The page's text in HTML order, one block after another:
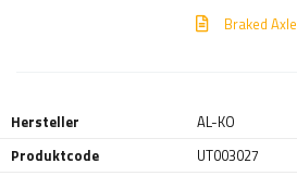
Braked Axle
Hersteller
AL-KO
Produktcode
UT003027